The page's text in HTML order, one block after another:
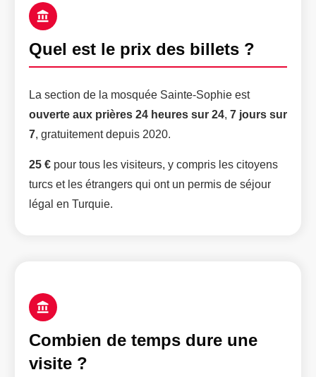
Quel est le prix des billets ?
La section de la mosquée Sainte-Sophie est
ouverte aux prières 24 heures sur 24, 7 jours sur
7, gratuitement depuis 2020.
25 € pour tous les visiteurs, y compris les citoyens
turcs et les étrangers qui ont un permis de séjour
légal en Turquie.
Combien de temps dure une
visite ?